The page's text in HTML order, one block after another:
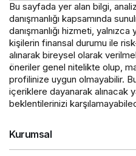
Bu sayfada yer alan bilgi,
danışmanlığı kapsamında
danışmanlığı hizmeti,
kişilerin finansal durumu ile
alınarak bireysel olarak
öneriler genel nitelikte olup,
profilinize uygun olmayabilir.
içeriklere dayanarak alınacak
beklentilerinizi
Kurumsal